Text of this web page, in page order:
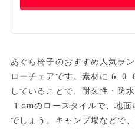
あぐら椅子のおすすめ人気
ローチェアです。素材に
していることで、耐久性・防
1cmのロースタイルで、地面
でしょう。キャンプ場などで